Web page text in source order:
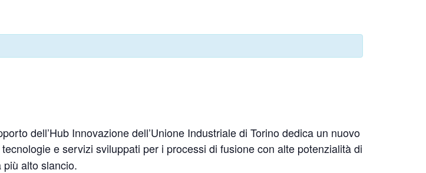
dell’Hub Innovazione dell’Unione Industriale di Torino dedica un nuovo
e servizi sviluppati per i processi di fusione con alte potenzialità di
alto slancio.